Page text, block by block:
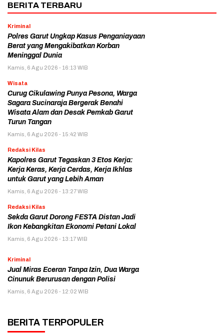
BERITA TERBARU
Kriminal
Polres Garut Ungkap Kasus Penganiayaan
Berat yang Mengakibatkan Korban
Meninggal Dunia
Kamis, 6 Agu 2026 - 16:13 WIB
Wisata
Curug Cikulawing Punya Pesona, Warga
Sagara Sucinaraja Bergerak Benahi
Wisata Alam dan Desak Pemkab Garut
Turun Tangan
Kamis, 6 Agu 2026 - 15:42 WIB
Redaksi Kilas
Kapolres Garut Tegaskan 3 Etos Kerja:
Kerja Keras, Kerja Cerdas, Kerja Ikhlas
untuk Garut yang Lebih Aman
Kamis, 6 Agu 2026 - 13:27 WIB
Redaksi Kilas
Sekda Garut Dorong FESTA Distan Jadi
Ikon Kebangkitan Ekonomi Petani Lokal
Kamis, 6 Agu 2026 - 13:17 WIB
Kriminal
Jual Miras Eceran Tanpa Izin, Dua Warga
Cinunuk Berurusan dengan Polisi
Kamis, 6 Agu 2026 - 12:02 WIB
BERITA TERPOPULER